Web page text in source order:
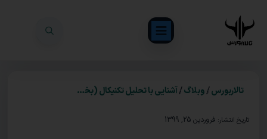
تالاربورس/وبلاگ/ آشنایی با تحلیل تکنیکال (بخش اول)
تاریخ انتشار: فروردین 25, 1399